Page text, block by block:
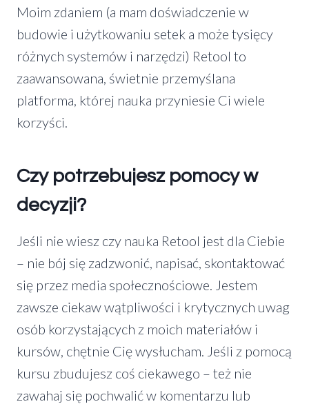
Moim zdaniem (a mam doświadczenie w
budowie i użytkowaniu setek a może tysięcy
różnych systemów i narzędzi) Retool to
zaawansowana, świetnie przemyślana
platforma, której nauka przyniesie Ci wiele
korzyści.
Czy potrzebujesz pomocy w
decyzji?
Jeśli nie wiesz czy nauka Retool jest dla Ciebie
– nie bój się zadzwonić, napisać, skontaktować
się przez media społecznościowe. Jestem
zawsze ciekaw wątpliwości i krytycznych uwag
osób korzystających z moich materiałów i
kursów, chętnie Cię wysłucham. Jeśli z pomocą
kursu zbudujesz coś ciekawego – też nie
zawahaj się pochwalić w komentarzu lub